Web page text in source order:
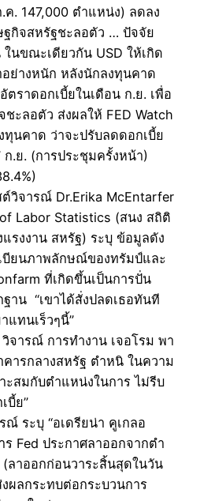
ค. 147,000 ตำแหน่ง) ลดลง
ฐกิจสหรัฐชะลอตัว … ปัจจัย
นขณะเดียวกัน USD ให้เกิด
อย่างหนัก หลังนักลงทุนคาด
ตราดอกเบี้ยในเดือน ก.ย. เพื่อ
ะลอตัว ส่งผลให้ FED Watch
นคาด ว่าจะปรับลดดอกเบี้ย
ก.ย. (การประชุมครั้งหน้า)
วิจารณ์ Dr.Erika McEntarfer
Labor Statistics (สนง สถิติ
แรงงาน สหรัฐ) ระบุ ข้อมูลดัง
บียนภาพลักษณ์ของทรัมป์และ
ที่เกิดขึ้นเป็นการปั่น
าน “เขาได้สั่งปลดเธอทันที
แทนเร็วๆนี้”
จารณ์ การทำงาน เจอโรม พา
คารกลางสหรัฐ ตำหนิ ในความ
ะสมกับตำแหน่งในการ ไม่รีบ
บี้ย”
ณ์ ระบุ “อเดรียน่า คูเกลอ
ร Fed ประกาศลาออกจากตำ
ลาออกก่อนวาระสิ้นสุดในวัน
ผลกระทบต่อกระบวนการ